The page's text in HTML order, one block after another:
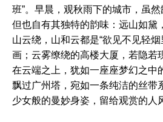
班”。早晨，观秋雨下的城市，虽然
但也自有其独特的韵味：远山如黛
山云绕，山和云都是“欲见不见轻
画；云雾缭绕的高楼大厦，若隐若
在云端之上，犹如一座座梦幻之中
飘过广州塔，宛如一条纯洁的丝带
少女般的曼妙身姿，留给观赏的人